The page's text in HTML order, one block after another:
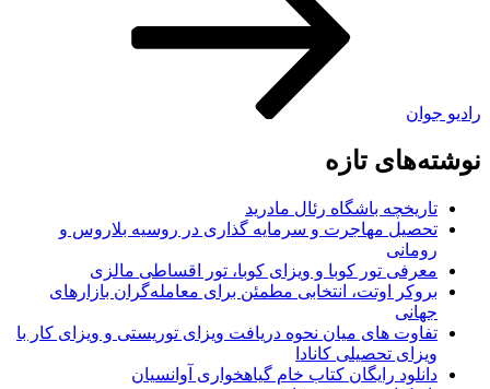
جوان
تازه
تاریخچه باشگاه رئال مادرید
تحصیل مهاجرت و سرمایه گذاری در روسیه بلاروس و
رومانی
معرفی تور کوبا و ویزای کوبا، تور اقساطی مالزی
بروکر اوتت، انتخابی مطمئن برای معامله‌گران بازارهای
تفاوت های میان نحوه دریافت ویزای توریستی و ویزای کار با
ویزای تحصیلی کانادا
دانلود رایگان کتاب خام گیاهخواری آوانسیان